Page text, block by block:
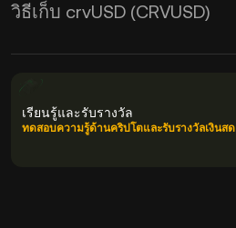
วิธีเก็บ crvUSD (CRVUSD)
เรียนรู้และรับรางวัล
ทดสอบความรู้ด้านคริปโตและรับรางวัลเงินสด